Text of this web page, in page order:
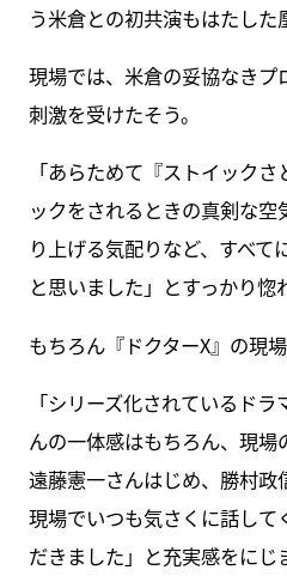
う米倉との初共演もはたした
現場では、米倉の妥協なきプ
刺激を受けたそう。
「あらためて『ストイック
ックをされるときの真剣な
り上げる気配りなど、すべて
と思いました」とすっかり惚
もちろん『ドクターX』の現
「シリーズ化されているド
んの一体感はもちろん、現場
遠藤憲一さんはじめ、勝村政
現場でいつも気さくに話して
だきました」と充実感をにじ